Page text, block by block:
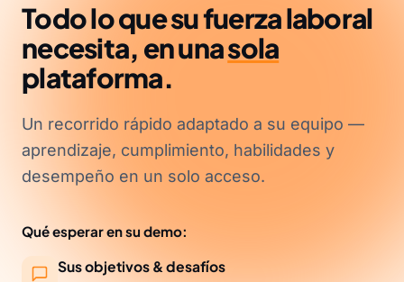
Todo lo que su fuerza laboral
necesita, en unasola
plataforma.
Un recorrido rápido adaptado a su equipo —
aprendizaje, cumplimiento, habilidades y
desempeño en un solo acceso.
Qué esperar en su demo:
Sus objetivos & desafíos